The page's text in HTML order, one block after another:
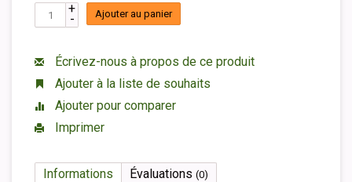
+
- Ajouter au panier
Écrivez-nous à propos de ce produit
Ajouter à la liste de souhaits
Ajouter pour comparer
Imprimer
Informations Évaluations (0)